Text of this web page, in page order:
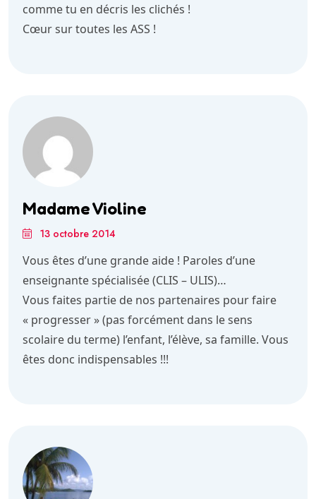
comme tu en décris les clichés !
Cœur sur toutes les ASS !
Madame Violine
13 octobre 2014
Vous êtes d’une grande aide ! Paroles d’une
enseignante spécialisée (CLIS – ULIS)…
Vous faites partie de nos partenaires pour faire
« progresser » (pas forcément dans le sens
scolaire du terme) l’enfant, l’élève, sa famille. Vous
êtes donc indispensables !!!